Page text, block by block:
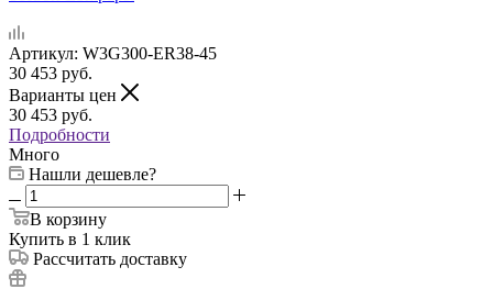
Артикул: W3G300-ER38-45
30 453 руб.
Варианты цен
30 453 руб.
Подробности
Много
Нашли дешевле?
В корзину
Купить в 1 клик
Рассчитать доставку